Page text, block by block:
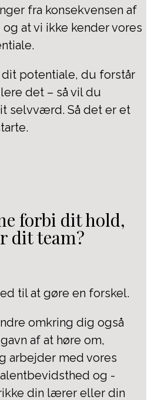
fra konsekvensen af
at vi ikke kender vores
potentiale, du forstår
det – så vil du
selvværd. Så det er et
forbi dit hold,
dit team?
til at gøre en forskel.
omkring dig også
af at høre om,
arbejder med vores
og -
din lærer eller din